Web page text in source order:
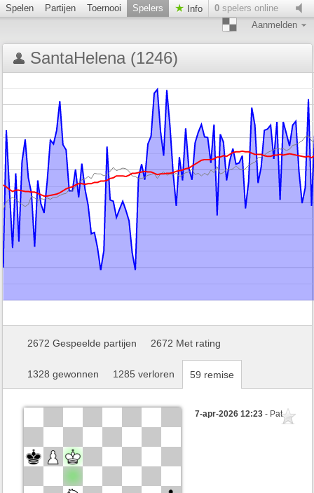
Spelen Partijen Toernooi Spelers Info 0 spelers online
Aanmelden
SantaHelena (1246)
2672 Gespeelde partijen 2672 Met rating
1328 gewonnen 1285 verloren 59 remise
7-apr-2026 12:23- Pat